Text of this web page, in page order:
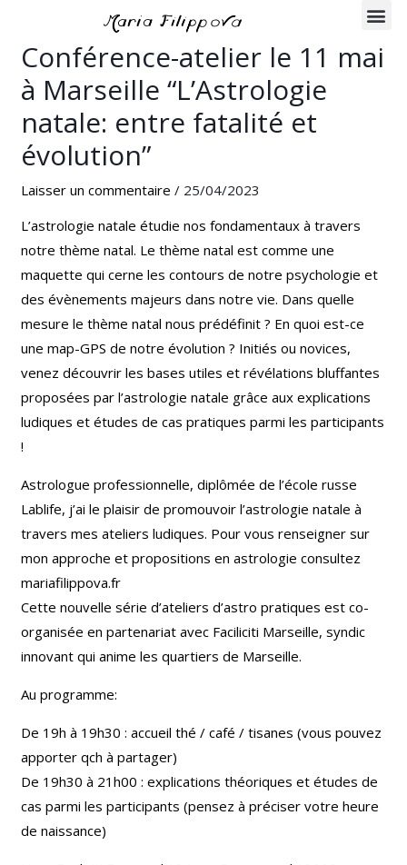
contenuConférence-atelier le 11 mai
à Marseille “L’Astrologie
natale: entre fatalité et
évolution”
Laisser un commentaire / 25/04/2023
L’astrologie natale étudie nos fondamentaux à travers
notre thème natal. Le thème natal est comme une
maquette qui cerne les contours de notre psychologie et
des évènements majeurs dans notre vie. Dans quelle
mesure le thème natal nous prédéfinit ? En quoi est-ce
une map-GPS de notre évolution ? Initiés ou novices,
venez découvrir les bases utiles et révélations bluffantes
proposées par l’astrologie natale grâce aux explications
ludiques et études de cas pratiques parmi les participants
!
Astrologue professionnelle, diplômée de l’école russe
Lablife, j’ai le plaisir de promouvoir l’astrologie natale à
travers mes ateliers ludiques. Pour vous renseigner sur
mon approche et propositions en astrologie consultez
mariafilippova.fr
Cette nouvelle série d’ateliers d’astro pratiques est co-
organisée en partenariat avec Faciliciti Marseille, syndic
innovant qui anime les quartiers de Marseille.
Au programme:
De 19h à 19h30 : accueil thé / café / tisanes (vous pouvez
apporter qch à partager)
De 19h30 à 21h00 : explications théoriques et études de
cas parmi les participants (pensez à préciser votre heure
de naissance)
Navigation
l’article